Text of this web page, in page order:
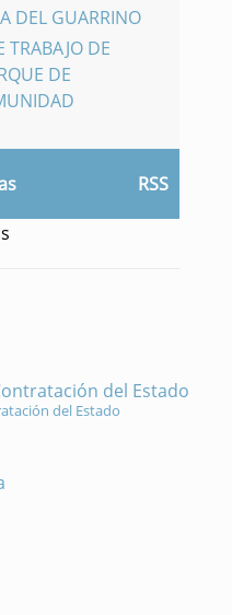
DEL GUARRINO
TRABAJO DE
DE
RSS
del Estado
del Estado